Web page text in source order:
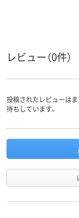
レビュー（0件）
投稿されたレビューは
待ちしています。